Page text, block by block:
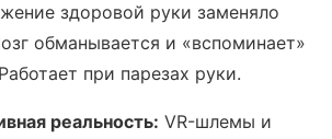
здоровой руки заменяло
обманывается и «вспоминает»
при парезах руки.
реальность: VR-шлемы и